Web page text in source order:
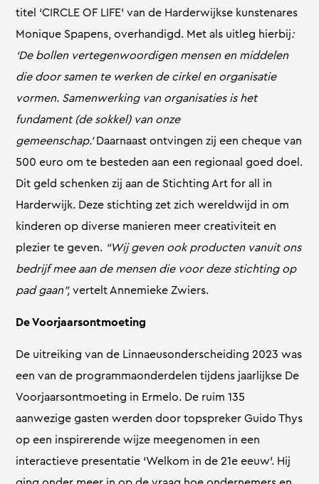
titel ‘CIRCLE OF LIFE’ van de Harderwijkse kunstenares
Monique Spapens, overhandigd. Met als uitleg hierbij:
‘De bollen vertegenwoordigen mensen en middelen
die door samen te werken de cirkel en organisatie
vormen. Samenwerking van organisaties is het
fundament (de sokkel) van onze
gemeenschap.’Daarnaast ontvingen zij een cheque van
500 euro om te besteden aan een regionaal goed doel.
Dit geld schenken zij aan de Stichting Art for all in
Harderwijk. Deze stichting zet zich wereldwijd in om
kinderen op diverse manieren meer creativiteit en
plezier te geven. “Wij geven ook producten vanuit ons
bedrijf mee aan de mensen die voor deze stichting op
pad gaan”,vertelt Annemieke Zwiers.
De Voorjaarsontmoeting
De uitreiking van de Linnaeusonderscheiding 2023 was
een van de programmaonderdelen tijdens jaarlijkse De
Voorjaarsontmoeting in Ermelo. De ruim 135
aanwezige gasten werden door topspreker Guido Thys
op een inspirerende wijze meegenomen in een
interactieve presentatie ‘Welkom in de 21e eeuw’. Hij